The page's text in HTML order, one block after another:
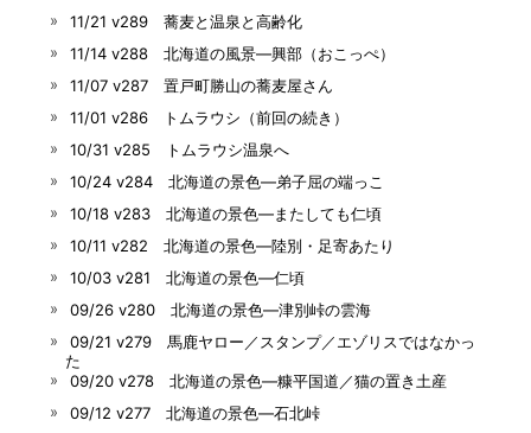
11/21 v289 蕎麦と温泉と高齢化
11/14 v288 北海道の風景―興部（おこっぺ）
11/07 v287 置戸町勝山の蕎麦屋さん
11/01 v286 トムラウシ（前回の続き）
10/31 v285 トムラウシ温泉へ
10/24 v284 北海道の景色―弟子屈の端っこ
10/18 v283 北海道の景色―またしても仁頃
10/11 v282 北海道の景色―陸別・足寄あたり
10/03 v281 北海道の景色―仁頃
09/26 v280 北海道の景色―津別峠の雲海
09/21 v279 馬鹿ヤロー／スタンプ／エゾリスではなかっ
た
09/20 v278 北海道の景色―糠平国道／猫の置き土産
09/12 v277 北海道の景色―石北峠